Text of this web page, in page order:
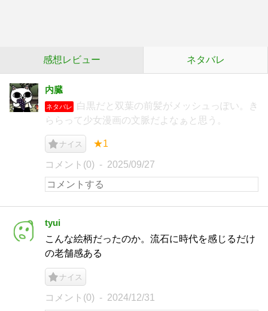
感想レビュー ネタバレ
内臓
ネタバレ
白黒だと双葉の前髪がメッシュっぽい。き
ららって少女漫画の文脈だよなぁと思う。
ナイス ★1
コメント(0) 2025/09/27
tyui
こんな絵柄だったのか。流石に時代を感じるだけ
の老舗感ある
ナイス
コメント(0) 2024/12/31